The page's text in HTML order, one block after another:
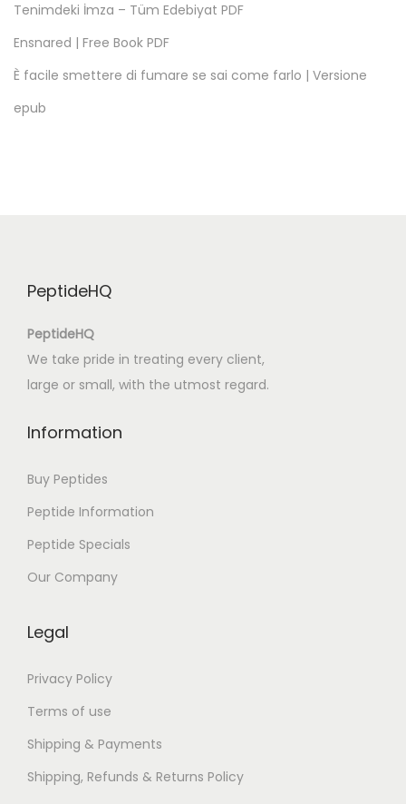
t
y
t
Tenimdeki İmza – Tüm Edebiyat PDF
Ensnared | Free Book PDF
È facile smettere di fumare se sai come farlo | Versione
epub
PeptideHQ
PeptideHQ
We take pride in treating every client,
large or small, with the utmost regard.
Information
Buy Peptides
Peptide Information
Peptide Specials
Our Company
Legal
Privacy Policy
Terms of use
Shipping & Payments
Shipping, Refunds & Returns Policy